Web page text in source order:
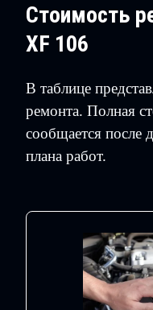
Стоимость
XF 106
В таблице
ремонта. Полная
сообщается после
плана работ.